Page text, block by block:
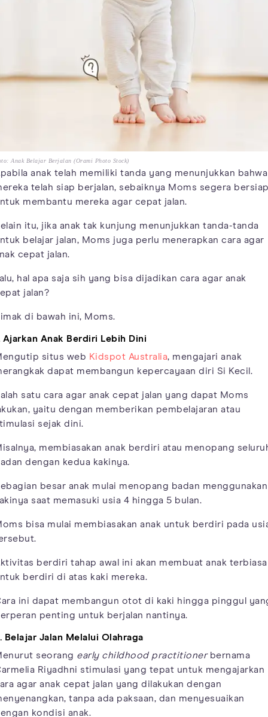
Anak Belajar Berjalan (Orami Photo Stock)
anak telah memiliki tanda yang menunjukkan bahwa
telah siap berjalan, sebaiknya Moms segera
membantu mereka agar cepat jalan.
itu, jika anak tak kunjung menunjukkan tanda-tanda
belajar jalan, Moms juga perlu menerapkan cara agar
cepat jalan.
hal apa saja sih yang bisa dijadikan cara agar anak
jalan?
di bawah ini, Moms.
Ajarkan Anak Berdiri Lebih Dini
situs web Kidspot Australia, mengajari anak
dapat membangun kepercayaan diri Si Kecil.
satu cara agar anak cepat jalan yang dapat Moms
yaitu dengan memberikan pembelajaran atau
sejak dini.
membiasakan anak berdiri atau menopang
dengan kedua kakinya.
besar anak mulai menopang badan menggunakan
saat memasuki usia 4 hingga 5 bulan.
bisa mulai membiasakan anak untuk berdiri pada
berdiri tahap awal ini akan membuat anak terbiasa
berdiri di atas kaki mereka.
ini dapat membangun otot di kaki hingga pinggul
penting untuk berjalan nantinya.
Belajar Jalan Melalui Olahraga
seorang early childhood practitionerbernama
Riyadhni stimulasi yang tepat untuk mengajarkan
agar anak cepat jalan yang dilakukan dengan
tanpa ada paksaan, dan menyesuaikan
kondisi anak.